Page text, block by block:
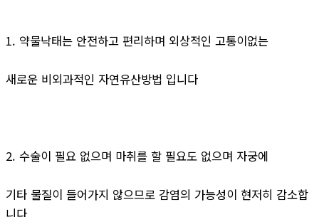
1. 약물낙태는 안전하고 편리하며 외상적인 고통이없는
새로운 비외과적인 자연유산방법 입니다
2. 수술이 필요 없으며 마취를 할 필요도 없으며 자궁에
기타 물질이 들어가지 않으므로 감염의 가능성이 현저히 감소합
니다